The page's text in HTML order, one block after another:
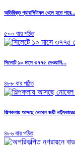
অতিরিক্ত প্যারাসিটামল খেলে হতে পারে...
৫০০ বার পঠিত
সিলেটে ১০ মাসে ৩৭৭৫ দেওয়ানি...
৪৮৮ বার পঠিত
শিল্পকলায় আসছে নোবেল জয়ী
৪৮৬ বার পঠিত